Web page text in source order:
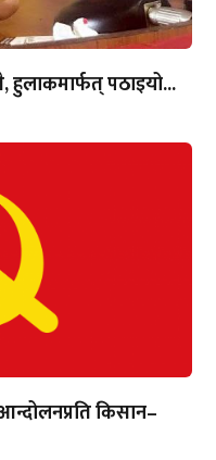
पठाइयो...
किसान–